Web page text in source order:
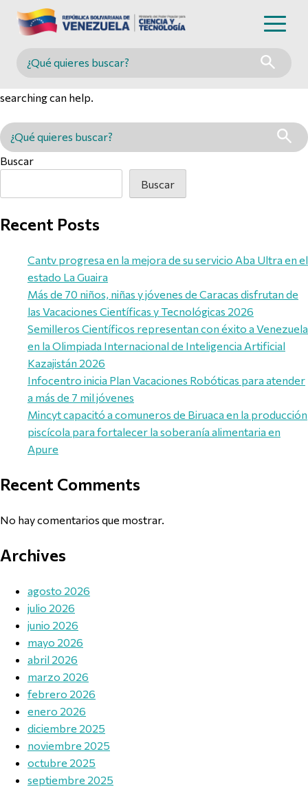
Buscar en MINCYT
searching can help.
Buscar en MINCYT
Buscar
Buscar
Recent Posts
Cantv progresa en la mejora de su servicio Aba Ultra en el
estado La Guaira
Más de 70 niños, niñas y jóvenes de Caracas disfrutan de
las Vacaciones Científicas y Tecnológicas 2026
Semilleros Científicos representan con éxito a Venezuela
en la Olimpiada Internacional de Inteligencia Artificial
Kazajistán 2026
Infocentro inicia Plan Vacaciones Robóticas para atender
a más de 7 mil jóvenes
Mincyt capacitó a comuneros de Biruaca en la producción
piscícola para fortalecer la soberanía alimentaria en
Apure
Recent Comments
No hay comentarios que mostrar.
Archives
agosto 2026
julio 2026
junio 2026
mayo 2026
abril 2026
marzo 2026
febrero 2026
enero 2026
diciembre 2025
noviembre 2025
octubre 2025
septiembre 2025